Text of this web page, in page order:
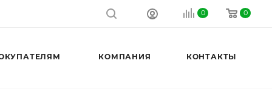
0 0
КОМПАНИЯ КОНТАКТЫ